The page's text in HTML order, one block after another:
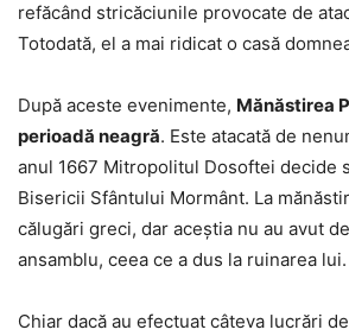
refăcând stricăciunile provocate de
Totodată, el a mai ridicat o casă
După aceste evenimente, Mănăstirea
perioadă neagră. Este atacată de
anul 1667 Mitropolitul Dosoftei decide
Bisericii Sfântului Mormânt. La
călugări greci, dar aceştia nu au avut
ansamblu, ceea ce a dus la ruinarea lui.
Chiar dacă au efectuat câteva lucrări